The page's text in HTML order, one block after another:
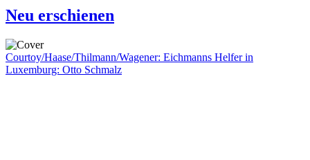
Neu erschienen
Courtoy/Haase/Thilmann/Wagener: Eichmanns Helfer in
Luxemburg: Otto Schmalz